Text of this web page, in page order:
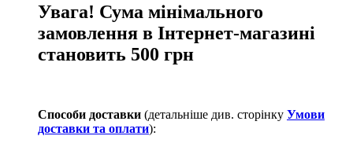
Увага! Сума мінімального
замовлення в Інтернет-магазині
становить 500 грн
Способи доставки (детальніше див. сторінку Умови
доставки та оплати):